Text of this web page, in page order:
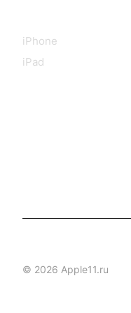
iPhone
iPad
© 2026 Apple11.ru